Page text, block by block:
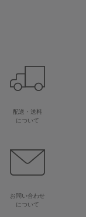
配送・送料
について
お問い合わせ
について